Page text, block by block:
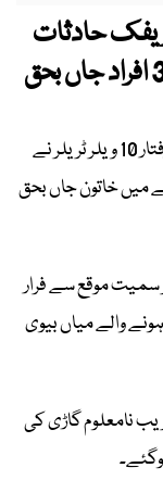
حادثات
میں خاتون اور کمسن بچی سمیت 3 افراد جاں بحق
ریسکیو حکام کے مطابق گلشن حدید میں تیز رفتار 10 ویلر ٹریلر نے
میں خاتون جاں بحق
سمیت موقع سے فرار
والے میاں بیوی
نامعلوم گاڑی کی